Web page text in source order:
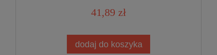
Kolekcjonerska
41,89 zł
dodaj do koszyka